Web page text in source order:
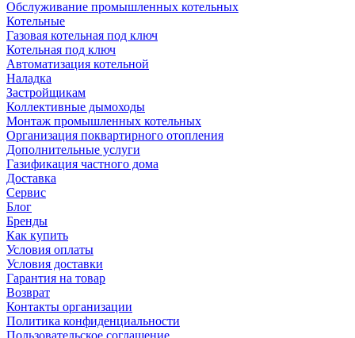
Обслуживание промышленных котельных
Котельные
Газовая котельная под ключ
Котельная под ключ
Автоматизация котельной
Наладка
Застройщикам
Коллективные дымоходы
Монтаж промышленных котельных
Организация поквартирного отопления
Дополнительные услуги
Газификация частного дома
Доставка
Сервис
Блог
Бренды
Как купить
Условия оплаты
Условия доставки
Гарантия на товар
Возврат
Контакты организации
Политика конфиденциальности
Пользовательское соглашение